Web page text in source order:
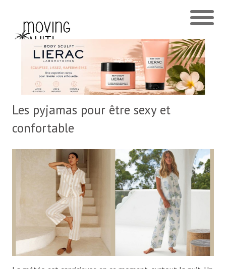
Les pyjamas pour être sexy et
confortable